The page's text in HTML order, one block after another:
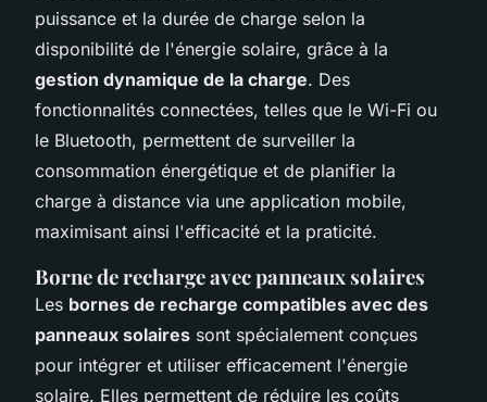
puissance et la durée de charge selon la
disponibilité de l'énergie solaire, grâce à la
gestion dynamique de la charge. Des
fonctionnalités connectées, telles que le Wi-Fi ou
le Bluetooth, permettent de surveiller la
consommation énergétique et de planifier la
charge à distance via une application mobile,
maximisant ainsi l'efficacité et la praticité.
Borne de recharge avec panneaux solaires
Les bornes de recharge compatibles avec des
panneaux solaires sont spécialement conçues
pour intégrer et utiliser efficacement l'énergie
solaire. Elles permettent de réduire les coûts